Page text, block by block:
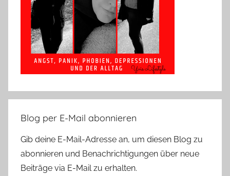
Blog per E-Mail abonnieren
Gib deine E-Mail-Adresse an, um diesen Blog zu
abonnieren und Benachrichtigungen über neue
Beiträge via E-Mail zu erhalten.